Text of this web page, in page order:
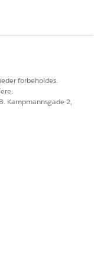
forbeholdes.
Kampmannsgade 2,